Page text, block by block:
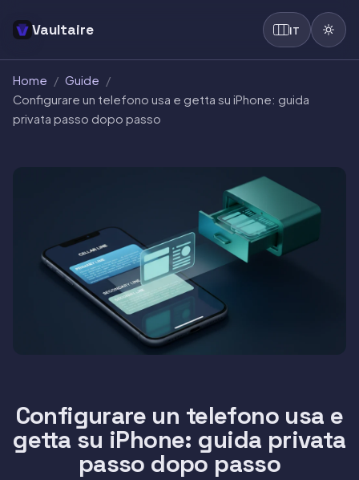
Vaultaire IT
Home / Guide /
Configurare un telefono usa e getta su iPhone: guida
privata passo dopo passo
Configurare un telefono usa e
getta su iPhone: guida privata
passo dopo passo